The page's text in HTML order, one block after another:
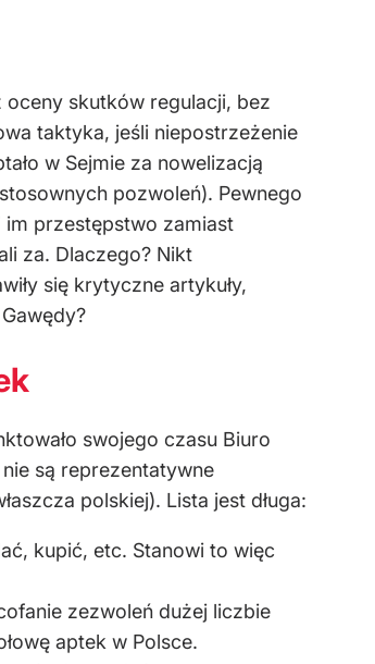
skutków regulacji, bez
taktyka, jeśli niepostrzeżenie
w Sejmie za nowelizacją
pozwoleń). Pewnego
przestępstwo zamiast
za. Dlaczego? Nikt
się krytyczne artykuły,
swojego czasu Biuro
są reprezentatywne
polskiej). Lista jest długa:
kupić, etc. Stanowi to więc
zezwoleń dużej liczbie
aptek w Polsce.